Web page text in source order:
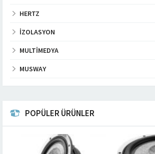
HERTZ
İZOLASYON
MULTIMEDYA
MUSWAY
POPÜLER ÜRÜNLER